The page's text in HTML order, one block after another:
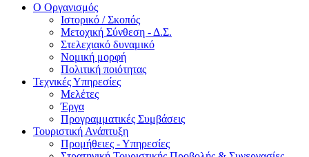
Ο Οργανισμός
Ιστορικό / Σκοπός
Μετοχική Σύνθεση - Δ.Σ.
Στελεχιακό δυναμικό
Νομική μορφή
Πολιτική ποιότητας
Τεχνικές Υπηρεσίες
Μελέτες
Έργα
Προγραμματικές Συμβάσεις
Τουριστική Ανάπτυξη
Προμήθειες - Υπηρεσίες